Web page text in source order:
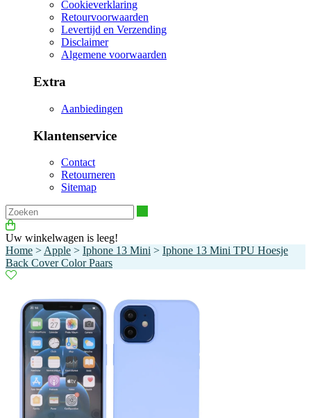
Cookieverklaring
Retourvoorwaarden
Levertijd en Verzending
Disclaimer
Algemene voorwaarden
Extra
Aanbiedingen
Klantenservice
Contact
Retourneren
Sitemap
Uw winkelwagen is leeg!
Home > Apple > Iphone 13 Mini > Iphone 13 Mini TPU Hoesje
Back Cover Color Paars